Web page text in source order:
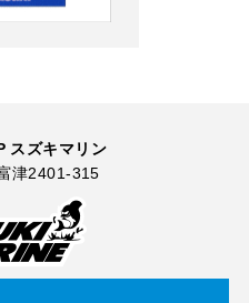
スズキマリン
津2401-315